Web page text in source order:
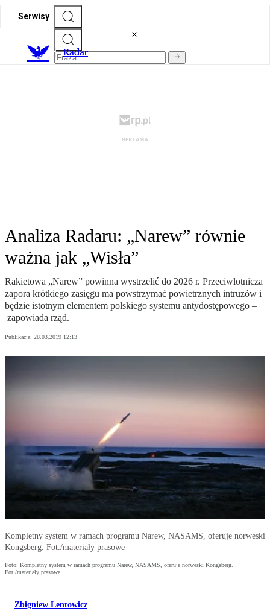
Serwisy
Radar
Analiza Radaru: „Narew” równie
ważna jak „Wisła”
Rakietowa „Narew” powinna wystrzelić do 2026 r. Przeciwlotnicza
zapora krótkiego zasięgu ma powstrzymać powietrznych intruzów i
będzie istotnym elementem polskiego systemu antydostępowego –
zapowiada rząd.
Publikacja: 28.03.2019 12:13
Kompletny system w ramach programu Narew, NASAMS, oferuje norweski
Kongsberg. Fot./materiały prasowe
Foto: Kompletny system w ramach programu Narew, NASAMS, oferuje norweski Kongsberg.
Fot./materiały prasowe
Zbigniew Lentowicz